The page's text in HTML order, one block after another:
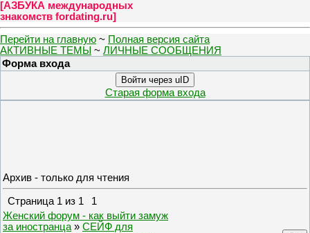
[АЗБУКА международных
знакомств fordating.ru]
Перейти на главную ~ Полная версия сайта
АКТИВНЫЕ ТЕМЫ ~ ЛИЧНЫЕ СООБЩЕНИЯ
Форма входа
Войти через uID
Старая форма входа
Архив - только для чтения
Страница 1 из 1
1
Женский форум - как выйти замуж
за иностранца » СЕЙФ для